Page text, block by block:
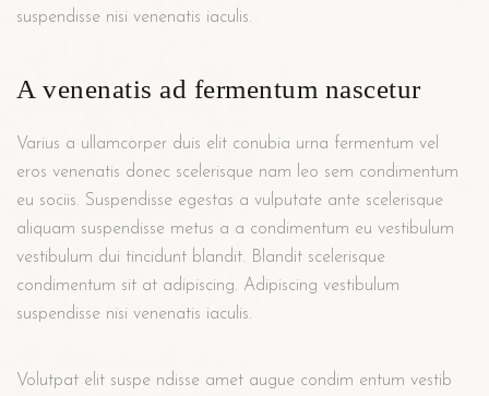
suspendisse nisi venenatis iaculis.
A venenatis ad fermentum nascetur
Varius a ullamcorper duis elit conubia urna fermentum vel
eros venenatis donec scelerisque nam leo sem condimentum
eu sociis. Suspendisse egestas a vulputate ante scelerisque
aliquam suspendisse metus a a condimentum eu vestibulum
vestibulum dui tincidunt blandit. Blandit scelerisque
condimentum sit at adipiscing. Adipiscing vestibulum
suspendisse nisi venenatis iaculis.
Volutpat elit suspe ndisse amet augue condim entum vestib